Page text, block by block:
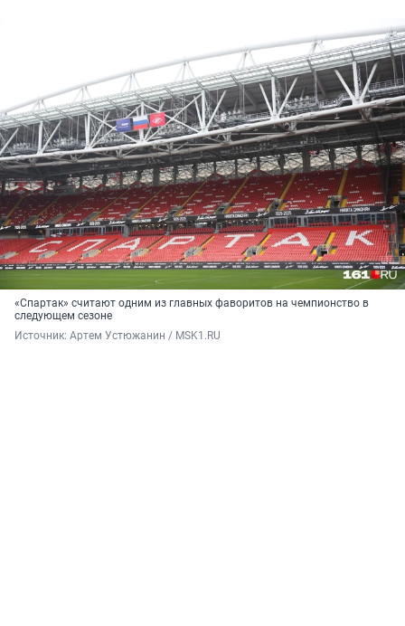
«Спартак» считают одним из главных фаворитов на чемпионство в
следующем сезоне
Источник: Артем Устюжанин / MSK1.RU